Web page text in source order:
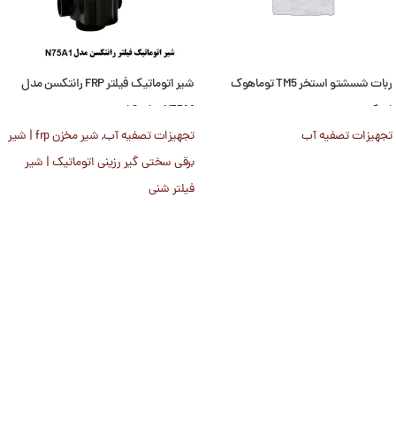
ربات شسشتو استخر TM5 توماهوک
ایمکس
تجهیزات تصفیه آب
شیر اتوماتیک فیلتر FRP رانتکسن مدل
N75A1 سایز 2 اینچ
تجهیزات تصفیه آب,
شیر مخزن frp | شیر
برقی سختی گیر رزینی اتوماتیک | شیر
فیلتر شنی